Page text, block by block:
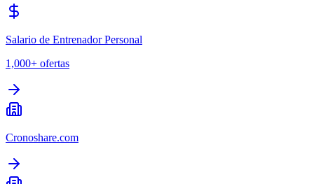
Salario de Entrenador Personal
1,000+ ofertas
Cronoshare.com